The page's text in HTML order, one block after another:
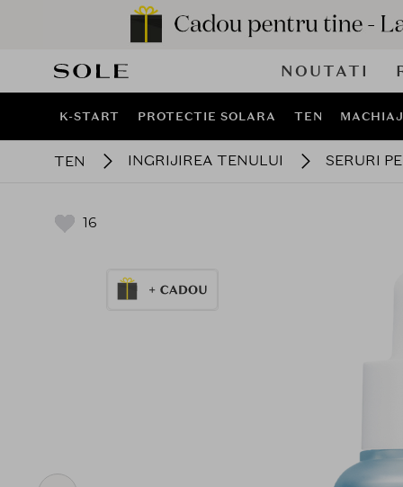
NOUTATI
K-START PROTECTIE SOLARA TEN MACHIAJ
TEN INGRIJIREA TENULUI SERURI
16